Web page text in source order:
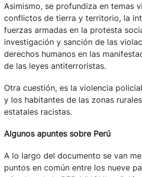
Asimismo, se profundiza en temas
conflictos de tierra y territorio, la
fuerzas armadas en la protesta
investigación y sanción de las
derechos humanos en las
de las leyes antiterroristas.
Otra cuestión, es la violencia
y los habitantes de las zonas
estatales racistas.
Algunos apuntes sobre Perú
A lo largo del documento se van
puntos en común entre los nueve